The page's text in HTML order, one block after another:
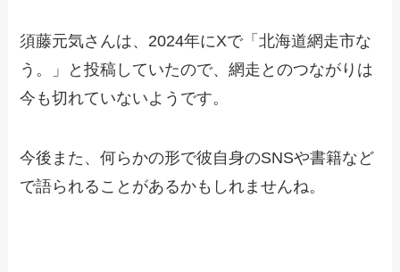
須藤元気さんは、2024年にXで「北海道網走市な
う。」と投稿していたので、網走とのつながりは
今も切れていないようです。
今後また、何らかの形で彼自身のSNSや書籍など
で語られることがあるかもしれませんね。